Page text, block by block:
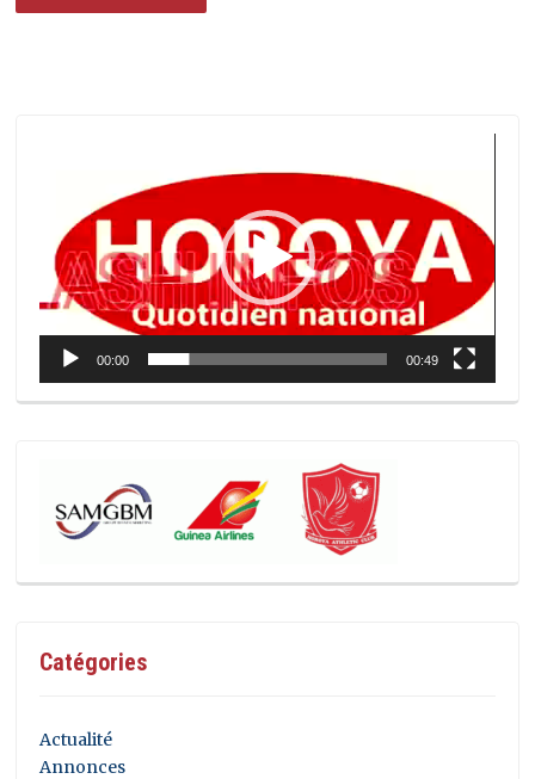
00:00 00:49
Catégories
Actualité
Annonces